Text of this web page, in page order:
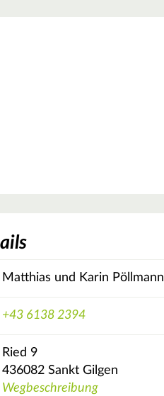
Matthias und Karin Pöllmann
+43 6138 2394
Ried 9
436082 Sankt Gilgen
Wegbeschreibung